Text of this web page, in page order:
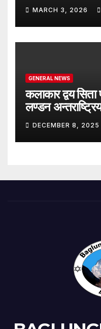
MARCH 3, 2026
GENERAL NEWS
कलाकार द्वय सिता
लण्डन
DECEMBER 8, 2025